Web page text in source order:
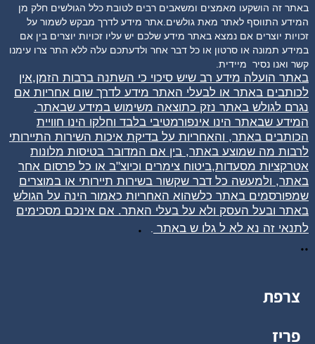
באתר זה הושקעו מאמצים ומשאבים רבים לטובת כלל הגולשים חלק מן
המידע התווסף לאתר מאת גולשים.אתר מידע לדרך מבקש לשמור על
זכויות יוצרים אם נמצא באתר מידע שלכם יש עליו זכויות יוצרים בין אם
במידע תמונה או סרטון או כל דבר אחר ולדעתכם עלה ללא התר צרו עימנו
קשר ואנו נסיר מיידית.
באתר הועלה מידע רב שיש סיכוי כי השתנה ברבות הזמן,אין
לכותבים באתר או לבעלי האתר מידע לדרך שום אחריות אם
נגרם לגולש באתר נזק כתוצאה משימוש במידע שבאתר.
המידע שבאתר הינו אינפורמטיבי בלבד וחלקו הינו חוויית
הכותבים באתר, והאחריות על בדיקת איכות השירות התיירותי
לרבות מה שמוצע באתר, בין אם המדובר בטיסות מלונות
אטרקציות מסעדות,ביטוח צימרים וכיוצ"ב או כל פרסום אחר
באתר, ולמעשה כל דבר שקשור בשירות תיירותי או במוצרים
שמפורסמים באתר כלשהוא האחריות כאמור הינה על הגולש
באתר ובעל העסק ולא על בעלי האתר. אם אינכם מסכימים
לתנאי זה נא לא ל גלו ש באתר
.
..
צרפת
פריז